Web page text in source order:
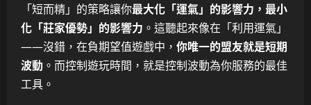
「短而精」的策略讓你最大化「運氣」的影響力，最小
化「莊家優勢」的影響力 。這聽起來像在「利用運氣」
——沒錯，在負期望值遊戲中， 你唯一的盟友就是短期
波動 。而控制遊玩時間，就是控制波動為你服務的最佳
工具。